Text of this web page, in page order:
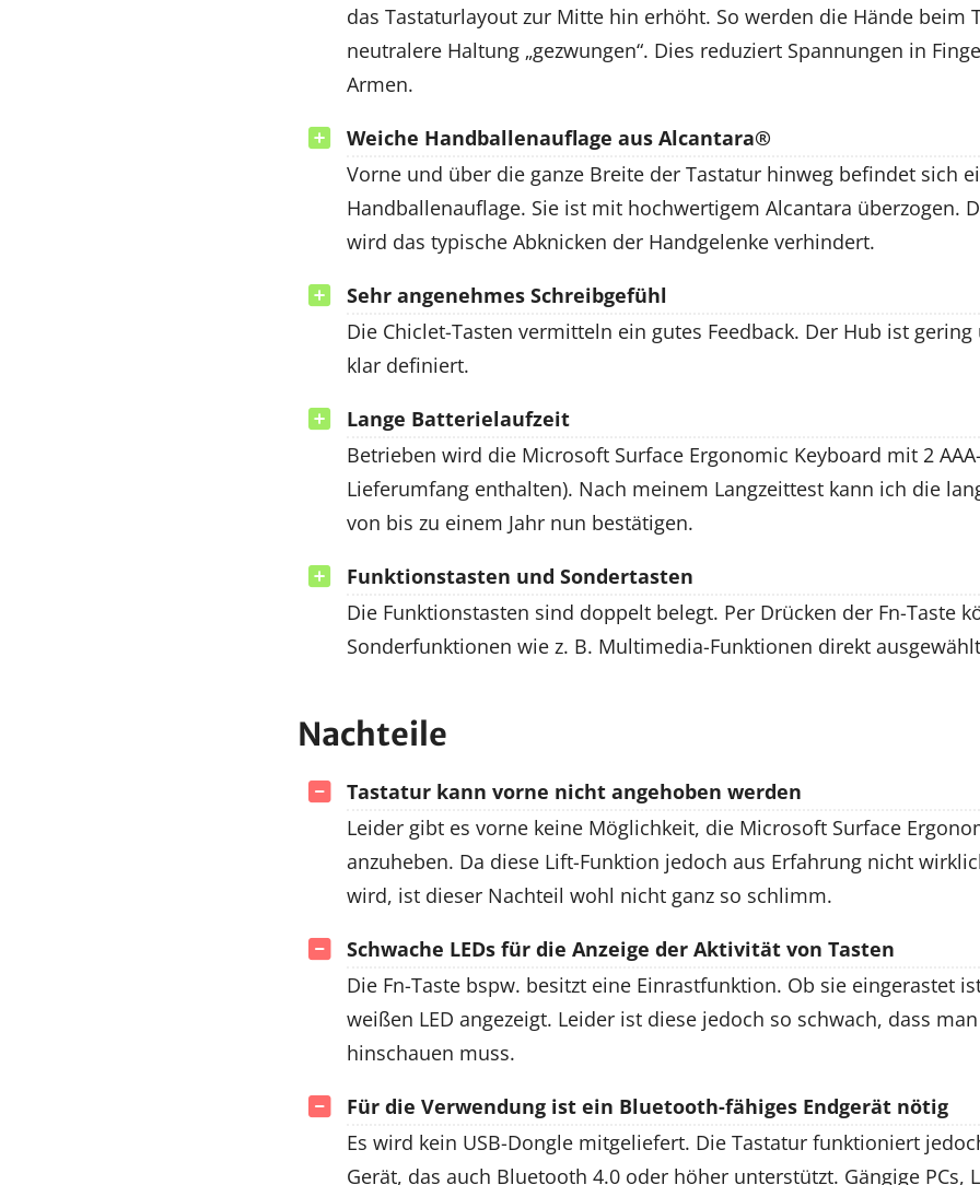
das Tastaturlayout zur Mitte hin erhöht. So werden die Hände beim
neutralere Haltung „gezwungen“. Dies reduziert Spannungen in
Armen.
Weiche Handballenauflage aus Alcantara®
Vorne und über die ganze Breite der Tastatur hinweg befindet sich
Handballenauflage. Sie ist mit hochwertigem Alcantara überzogen.
wird das typische Abknicken der Handgelenke verhindert.
Sehr angenehmes Schreibgefühl
Die Chiclet-Tasten vermitteln ein gutes Feedback. Der Hub ist
klar definiert.
Lange Batterielaufzeit
Betrieben wird die Microsoft Surface Ergonomic Keyboard mit 2
Lieferumfang enthalten). Nach meinem Langzeittest kann ich die
von bis zu einem Jahr nun bestätigen.
Funktionstasten und Sondertasten
Die Funktionstasten sind doppelt belegt. Per Drücken der Fn-Taste
Sonderfunktionen wie z. B. Multimedia-Funktionen direkt
Nachteile
Tastatur kann vorne nicht angehoben werden
Leider gibt es vorne keine Möglichkeit, die Microsoft Surface
anzuheben. Da diese Lift-Funktion jedoch aus Erfahrung nicht
wird, ist dieser Nachteil wohl nicht ganz so schlimm.
Schwache LEDs für die Anzeige der Aktivität von Tasten
Die Fn-Taste bspw. besitzt eine Einrastfunktion. Ob sie eingerastet
weißen LED angezeigt. Leider ist diese jedoch so schwach, dass
hinschauen muss.
Für die Verwendung ist ein Bluetooth-fähiges Endgerät nötig
Es wird kein USB-Dongle mitgeliefert. Die Tastatur funktioniert
Gerät, das auch Bluetooth 4.0 oder höher unterstützt. Gängige PCs,